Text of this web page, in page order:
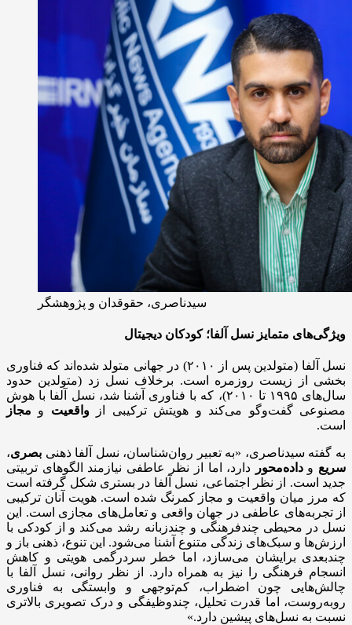
سیدناصری، حقوقدان و پژوهشگر
ویژگی‌های متمایز نسل آلفا؛ کودکان دیجیتال
نسل آلفا (متولدین پس از ۲۰۱۰) در جهانی متولد شده‌اند که فناوری
بخشی از زیست روزمره است. برخلاف نسل زد (متولدین حدود
سال‌های ۱۹۹۵ تا ۲۰۱۰)، که با فناوری آشنا شد، نسل آلفا با هوش
مصنوعی گفت‌وگو می‌کند و هویتش ترکیبی ازواقعیت و مجاز
است.
به گفته سیدناصری، «به تعبیر روان‌شناسان، نسل آلفا ذهنی بصری،
سریع وداده‌محور دارد، اما از نظر عاطفی نیازمند الگوهای تربیتی
جدید است. از نظر اجتماعی، نسل آلفا در بستری شکل گرفته است
که مرز میان واقعیت و مجاز کمرنگ شده است. هویت آنان ترکیبی
از تجربه‌های عاطفی در جهان واقعی و تعامل‌های مجازی است. این
نسل در محیطی چندفرهنگی و چندزبانه رشد می‌کند و از کودکی با
ارزش‌ها و سبک‌های زندگی متنوع آشنا می‌شود. این تنوع، ذهنی باز و
چندبعدی برایشان می‌سازد، اما خطر سردرگمی هویتی و کاهش
انسجام فرهنگی را نیز به همراه دارد. از نظر روانی، نسل آلفا با
چالش‌هایی چون اضطراب، کم‌توجهی و وابستگی به فناوری
روبه‌روست، اما قدرت تحلیل، چندوظیفگی و درک تصویری بالاتری
نسبت به نسل‌های پیشین دارد.»